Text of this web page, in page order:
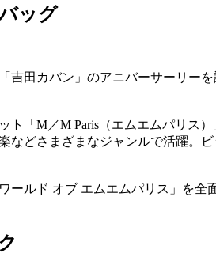
ッグ
田カバン」のアニバーサーリー
「M／M Paris（エムエムパリス
などさまざまなジャンルで活躍。
ルド オブ エムエムパリス」を